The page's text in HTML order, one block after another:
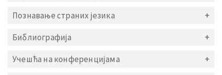
Познавање страних језика
Библиографија
Учешћа на конференцијама